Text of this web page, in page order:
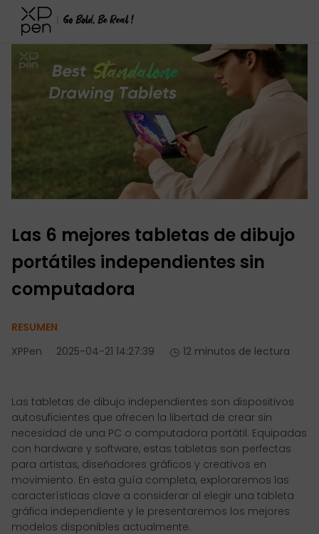
XPPen > Blog > Guías de Compra
Las 6 mejores tabletas de dibujo
portátiles independientes sin
computadora
RESUMEN
XPPen
2025-04-21 14:27:39 12 minutos de lectura
Las tabletas de dibujo independientes son dispositivos
autosuficientes que ofrecen la libertad de crear sin
necesidad de una PC o computadora portátil. Equipadas
con hardware y software, estas tabletas son perfectas
para artistas, diseñadores gráficos y creativos en
movimiento. En esta guía completa, exploraremos las
características clave a considerar al elegir una tableta
gráfica independiente y le presentaremos los mejores
modelos disponibles actualmente.